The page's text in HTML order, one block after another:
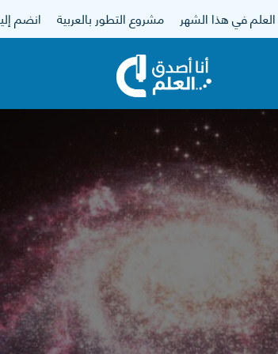
العلم في هذا الشهر مشروع التطور بالعربية انضم